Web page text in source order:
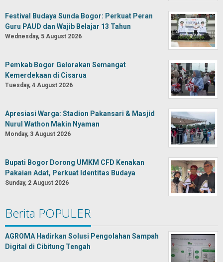
Festival Budaya Sunda Bogor: Perkuat Peran
Guru PAUD dan Wajib Belajar 13 Tahun
Wednesday, 5 August 2026
Pemkab Bogor Gelorakan Semangat
Kemerdekaan di Cisarua
Tuesday, 4 August 2026
Apresiasi Warga: Stadion Pakansari & Masjid
Nurul Wathon Makin Nyaman
Monday, 3 August 2026
Bupati Bogor Dorong UMKM CFD Kenakan
Pakaian Adat, Perkuat Identitas Budaya
Sunday, 2 August 2026
Berita POPULER
AGROMA Hadirkan Solusi Pengolahan Sampah
Digital di Cibitung Tengah